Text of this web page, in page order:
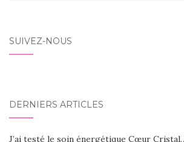
SUIVEZ-NOUS
DERNIERS ARTICLES
J’ai testé le soin énergétique Cœur